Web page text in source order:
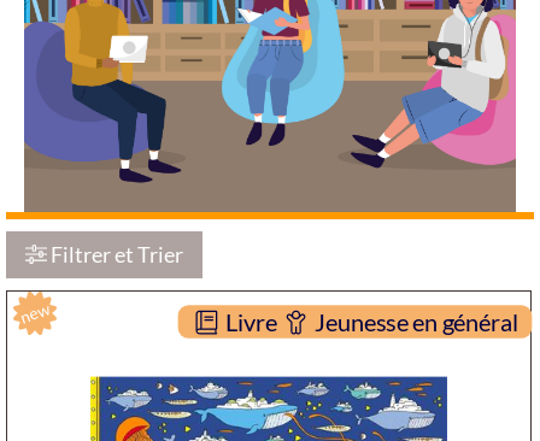
Filtrer et Trier
Livre Jeunesse en général
new
20000 jeux sous les mers
DOCUMENTAIRE
JEUNESSE